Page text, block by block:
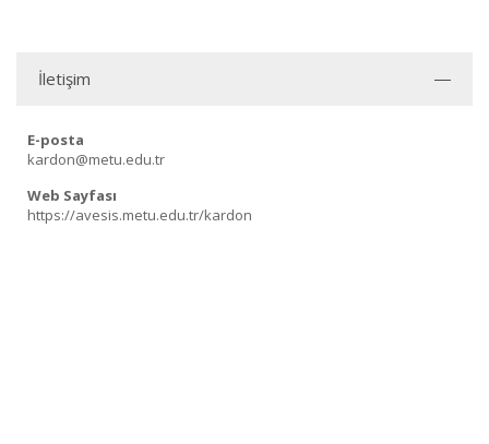
İletişim
E-posta
kardon@metu.edu.tr
Web Sayfası
https://avesis.metu.edu.tr/kardon